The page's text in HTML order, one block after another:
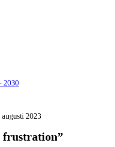
2030
2023
frustration”